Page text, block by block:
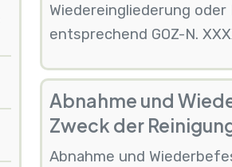
Wiedereingliederung
entsprechend GOZ-N.
Abnahme und
Zweck der
Abnahme und